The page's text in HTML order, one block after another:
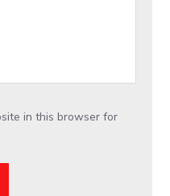
in this browser for